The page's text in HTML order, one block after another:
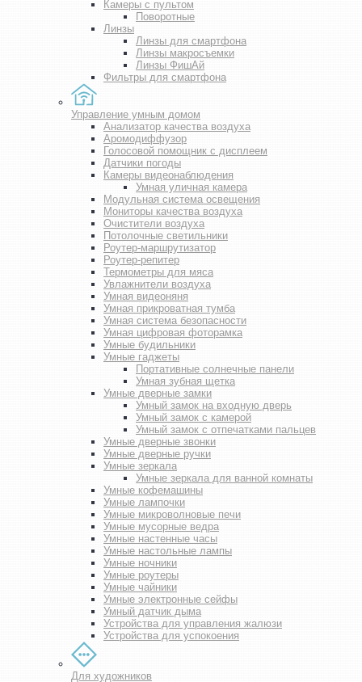
Камеры с пультом
Поворотные
Линзы
Линзы для смартфона
Линзы макросъемки
Линзы ФишАй
Фильтры для смартфона
Управление умным домом
Анализатор качества воздуха
Аромодиффузор
Голосовой помощник с дисплеем
Датчики погоды
Камеры видеонаблюдения
Умная уличная камера
Модульная система освещения
Мониторы качества воздуха
Очистители воздуха
Потолочные светильники
Роутер-маршрутизатор
Роутер-репитер
Термометры для мяса
Увлажнители воздуха
Умная видеоняня
Умная прикроватная тумба
Умная система безопасности
Умная цифровая фоторамка
Умные будильники
Умные гаджеты
Портативные солнечные панели
Умная зубная щетка
Умные дверные замки
Умный замок на входную дверь
Умный замок с камерой
Умный замок с отпечатками пальцев
Умные дверные звонки
Умные дверные ручки
Умные зеркала
Умные зеркала для ванной комнаты
Умные кофемашины
Умные лампочки
Умные микроволновые печи
Умные мусорные ведра
Умные настенные часы
Умные настольные лампы
Умные ночники
Умные роутеры
Умные чайники
Умные электронные сейфы
Умный датчик дыма
Устройства для управления жалюзи
Устройства для успокоения
Для художников